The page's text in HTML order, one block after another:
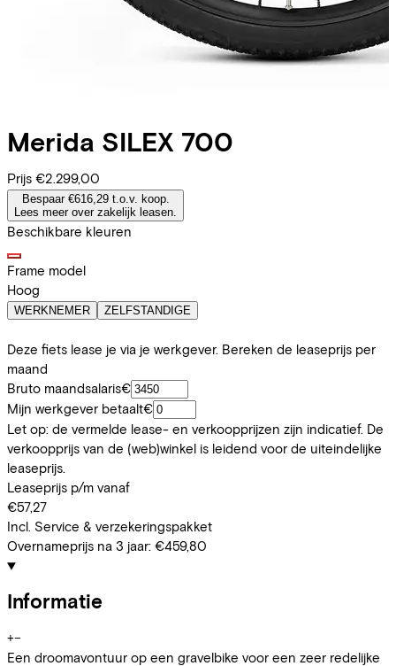
Merida SILEX 700
Prijs €2.299,00
Bespaar €616,29 t.o.v. koop.
Lees meer over zakelijk leasen.
Beschikbare kleuren
Frame model
Hoog
WERKNEMER ZELFSTANDIGE
Deze fiets lease je via je werkgever. Bereken de leaseprijs per
maand
Bruto maandsalaris€
Mijn werkgever betaalt€
Let op: de vermelde lease- en verkoopprijzen zijn indicatief. De
verkoopprijs van de (web)winkel is leidend voor de uiteindelijke
leaseprijs.
Leaseprijs p/m vanaf
€57,27
Incl. Service & verzekeringspakket
Overnameprijs na 3 jaar: €459,80
Informatie
+−
Een droomavontuur op een gravelbike voor een zeer redelijke